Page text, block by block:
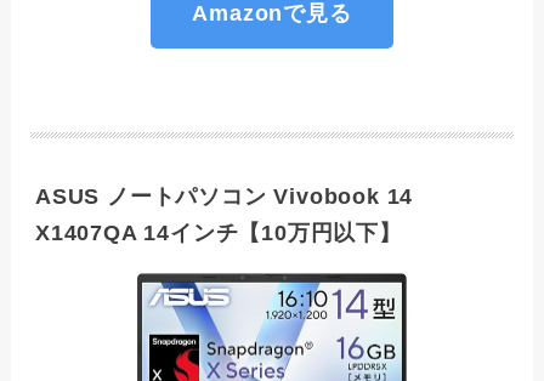
Amazonで見る
ASUS ノートパソコン Vivobook 14
X1407QA 14インチ【10万円以下】